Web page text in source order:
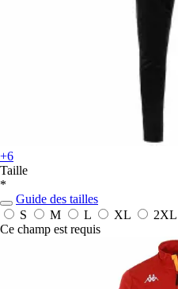
+6
Taille
*
Guide des tailles
S
M L XL 2XL
Ce champ est requis